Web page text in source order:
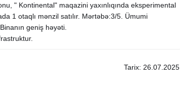
" Kontinental" maqazini yaxınlıqında eksperimental
1 otaqlı mənzil satılır. Mərtəbə:3/5. Ümumi
geniş həyəti.
Tarix: 26.07.2025